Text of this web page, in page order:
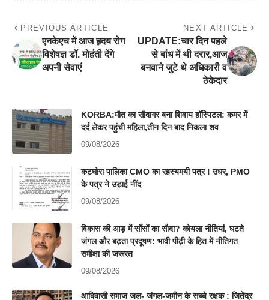
PREVIOUS ARTICLE
एनकेएच में आज हृदय रोग
विशेषज्ञ डॉ. मोहंती देंगे
अपनी सेवाएं
NEXT ARTICLE
UPDATE:चार दिन पहले
से बांध में थी दरार,आज
बनवाने जुटे थे अधिकारी व
ठेकेदार
KORBA:मौत का सौदागर बना शिवाय हॉस्पिटल: कमर में
दर्द लेकर पहुंची महिला,तीन दिन बाद निकला शव
09/08/2026
कटघोरा पालिका CMO का रहस्यमयी पत्र ! उधर, PMO
के पत्र ने उड़ाई नींद
09/08/2026
विकास की आड़ में साँसों का सौदा? कोयला नीतियां, घटते
जंगल और बढ़ता प्रदूषण: भावी पीढ़ी के हित में नीतिगत
समीक्षा की जरूरत
09/08/2026
आदिवासी समाज जल- जंगल-जमीन के सच्चे रक्षक : जितेंद्र